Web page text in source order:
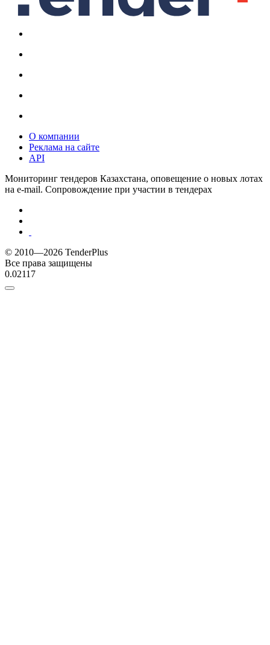
О компании
Реклама на сайте
API
Мониторинг тендеров Казахстана, оповещение о новых лотах
на e-mail. Сопровождение при участии в тендерах
© 2010—2026 TenderPlus
Все права защищены
0.02117